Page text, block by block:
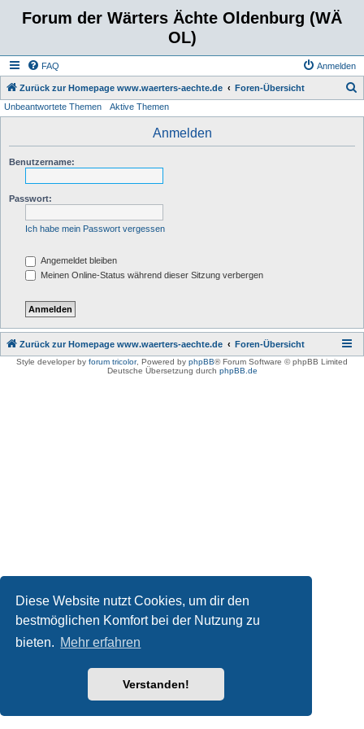
Diese Website nutzt Cookies, um dir den
bestmöglichen Komfort bei der Nutzung zu
bieten. Mehr erfahren
Verstanden!
Forum der Wärters Ächte Oldenburg (WÄ
OL)
FAQ Anmelden
Zurück zur Homepage www.waerters-aechte.de Foren-Übersicht
Unbeantwortete Themen Aktive Themen
Anmelden
Benutzername:
Passwort:
Ich habe mein Passwort vergessen
Angemeldet bleiben
Meinen Online-Status während dieser Sitzung verbergen
Zurück zur Homepage www.waerters-aechte.de Foren-Übersicht
Style developer by forum tricolor, Powered by phpBB® Forum Software © phpBB Limited
Deutsche Übersetzung durch phpBB.de